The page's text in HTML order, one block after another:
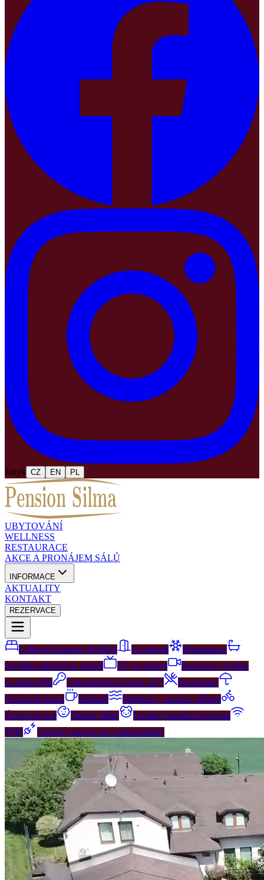
Jazyk CZ EN PL
UBYTOVÁNÍ
WELLNESS
RESTAURACE
AKCE A PRONÁJEM SÁLŮ
INFORMACE
AKTUALITY
KONTAKT
REZERVACE
Celková kapacita 30 lůžek 11 pokojů
Klimatizace
Sociální zařízení na pokoji
TV na pokoji
Kamerový systém
na parkovišti
Automatická recepce 24/7
Restaurace
Venkovní terasa
Snídaně
Wellness – sauna a vířivka
Úschovna kol
Dětské hřiště
Domácí mazlíčci povoleni
WiFi
Nabíjecí stanice pro elektromobily